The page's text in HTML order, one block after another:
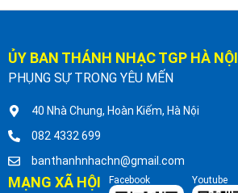
ỦY BAN THÁNH NHẠC TGP HÀ NỘI
PHỤNG SỰ TRONG YÊU MẾN
40 Nhà Chung, Hoàn Kiếm, Hà Nội
082 4332 699
banthanhnhachn@gmail.com
MẠNG XÃ HỘI Facebook Youtube